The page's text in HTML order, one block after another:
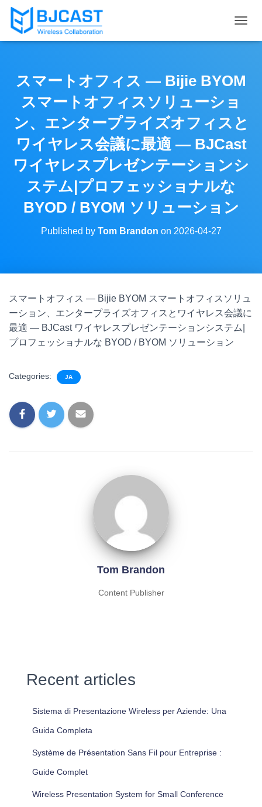
O
L
E
V
I
G
A
T
スマートオフィス — Bijie BYOM
スマートオフィスソリューショ
ン、エンタープライズオフィスと
ワイヤレス会議に最適 — BJCast
ワイヤレスプレゼンテーションシ
ステム|プロフェッショナルな
BYOD / BYOM ソリューション
Published by Tom Brandon on 2026-04-27
スマートオフィス — Bijie BYOM スマートオフィスソリュ
ーション、エンタープライズオフィスとワイヤレス会議に
最適 — BJCast ワイヤレスプレゼンテーションシステム|
プロフェッショナルな BYOD / BYOM ソリューション
Categories: JA
Tom Brandon
Content Publisher
Recent articles
Sistema di Presentazione Wireless per Aziende: Una
Guida Completa
Système de Présentation Sans Fil pour Entreprise :
Guide Complet
Wireless Presentation System for Small Conference